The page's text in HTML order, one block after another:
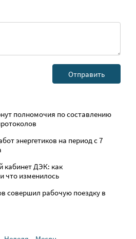
полномочия по составлению
энергетиков на период с 7
кабинет ДЭК: как
что изменилось
совершил рабочую поездку в